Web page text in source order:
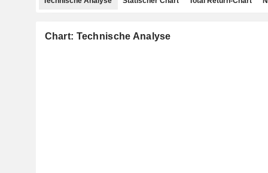
Chart: Technische Analyse